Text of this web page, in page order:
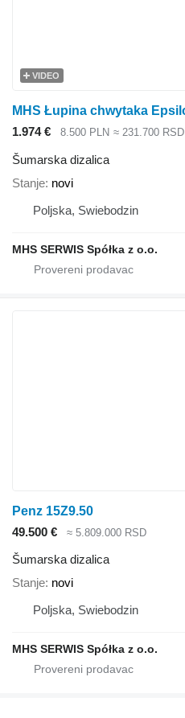
VIDEO
1.974 € 8.500 PLN ≈ 231.700 RSD
Šumarska dizalica
Stanje novi
Poljska, Swiebodzin
MHS SERWIS Spółka z o.o.
Penz 15Z9.50
49.500 €
≈ 5.809.000 RSD
Šumarska dizalica
Stanje novi
Poljska, Swiebodzin
MHS SERWIS Spółka z o.o.